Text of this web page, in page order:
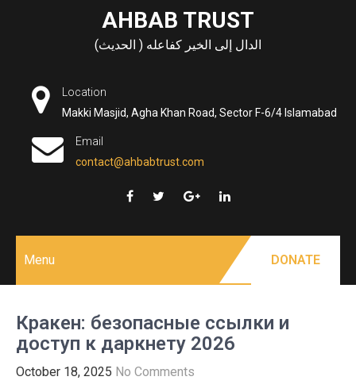
AHBAB TRUST
الدال إلى الخير كفاعله ( الحديث)
Location
Makki Masjid, Agha Khan Road, Sector F-6/4 Islamabad
Email
contact@ahbabtrust.com
Menu DONATE
Кракен: безопасные ссылки и
доступ к даркнету 2026
October 18, 2025 No Comments